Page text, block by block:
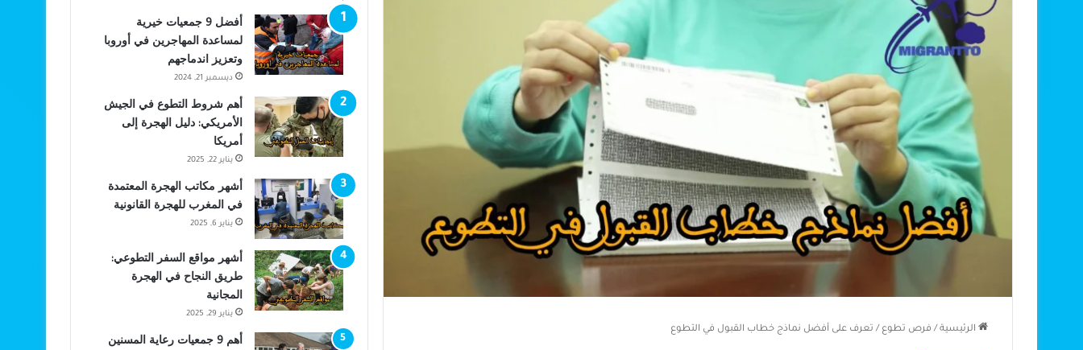
الرئيسية / فرص تطوع / تعرف على أفضل نماذج خطاب القبول في التطوع
أفضل 9 جمعيات خيرية
لمساعدة المهاجرين في أوروبا
وتعزيز اندماجهم
ديسمبر 21, 2024
أهم شروط التطوع في الجيش
الأمريكي: دليل الهجرة إلى
أمريكا
يناير 22, 2025
أشهر مكاتب الهجرة المعتمدة
في المغرب للهجرة القانونية
يناير 6, 2025
أشهر مواقع السفر التطوعي:
طريق النجاح في الهجرة
المجانية
يناير 29, 2025
أهم 9 جمعيات رعاية المسنين